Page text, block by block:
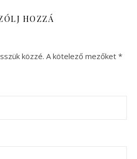
HOZZÁ
közzé. A kötelező mezőket *